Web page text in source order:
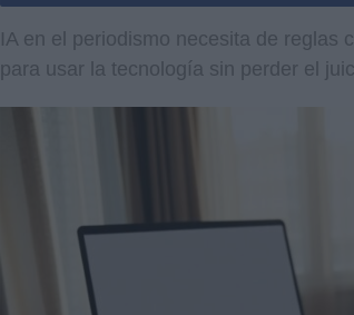
IA en el periodismo necesita de reglas
para usar la tecnología sin perder el